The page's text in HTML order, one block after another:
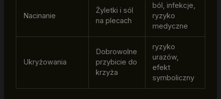
Nacinanie
Żyletki i sól
na plecach
ból, infekcje,
ryzyko
medyczne
Ukryżowania
Dobrowolne
przybicie do
krzyża
ryzyko
urazów,
efekt
symboliczny